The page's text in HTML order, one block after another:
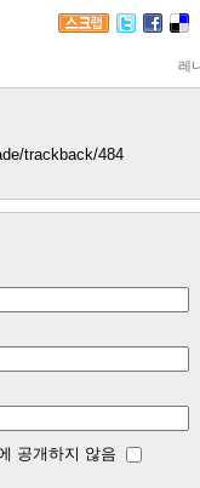
레
trackback/484
공개하지 않음